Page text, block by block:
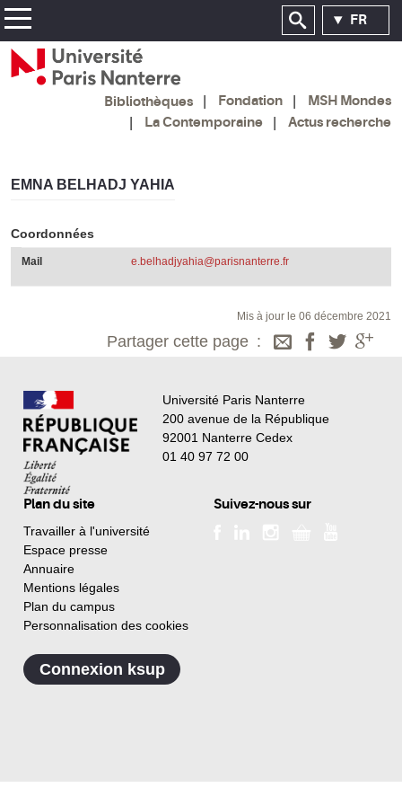
FR
Bibliothèques Fondation
MSH Mondes
La Contemporaine
Actus recherche
EMNA BELHADJ YAHIA
Coordonnées
Mail e.belhadjyahia@parisnanterre.fr
Mis à jour le 06 décembre 2021
Partager cette page
Université Paris Nanterre
200 avenue de la République
92001 Nanterre Cedex
01 40 97 72 00
Plan du site
Travailler à l'université
Espace presse
Annuaire
Mentions légales
Plan du campus
Personnalisation des cookies
Suivez-nous sur
Connexion ksup